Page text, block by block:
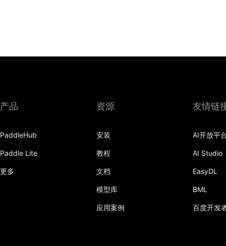
产品
PaddleHub
Paddle Lite
更多
资源
安装
教程
文档
模型库
应用案例
友情链
AI开放平
AI Studio
EasyDL
BML
百度开发